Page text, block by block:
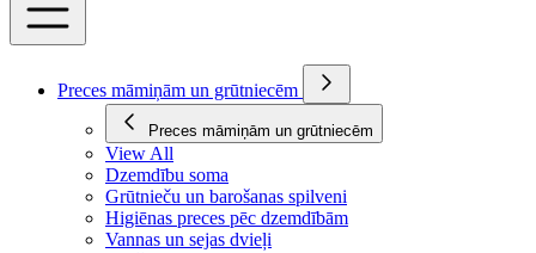
Preces māmiņām un grūtniecēm
Preces māmiņām un grūtniecēm
View All
Dzemdību soma
Grūtnieču un barošanas spilveni
Higiēnas preces pēc dzemdībām
Vannas un sejas dvieļi